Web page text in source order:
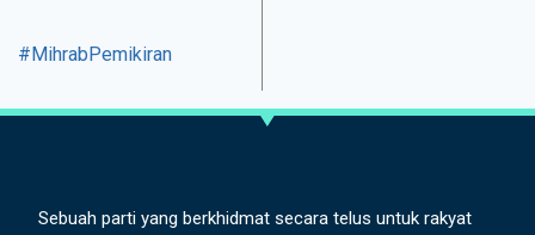
#MihrabPemikiran
Sebuah parti yang berkhidmat secara telus untuk rakyat